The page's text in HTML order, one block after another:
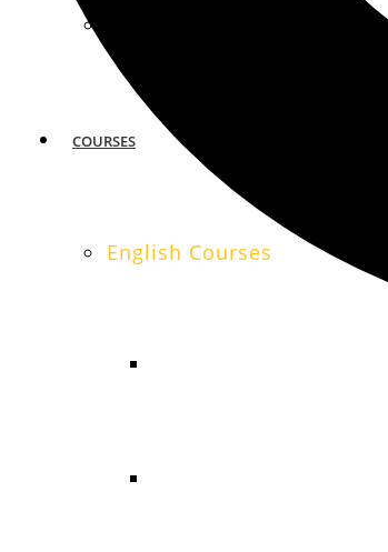
COURSES
English Courses